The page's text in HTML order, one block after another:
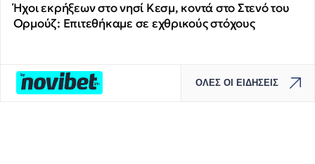
Ήχοι εκρήξεων στο νησί Κεσμ, κοντά στο Στενό του
Ορμούζ: Επιτεθήκαμε σε εχθρικούς στόχους
ΟΛΕΣ ΟΙ ΕΙΔΗΣΕΙΣ